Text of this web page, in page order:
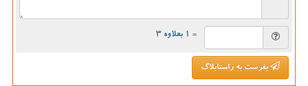
= ۱ بعلاوه ۳
بفرست به راستابلاگ